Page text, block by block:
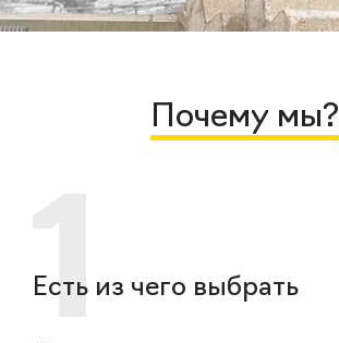
Почему мы?
Есть из чего выбрать